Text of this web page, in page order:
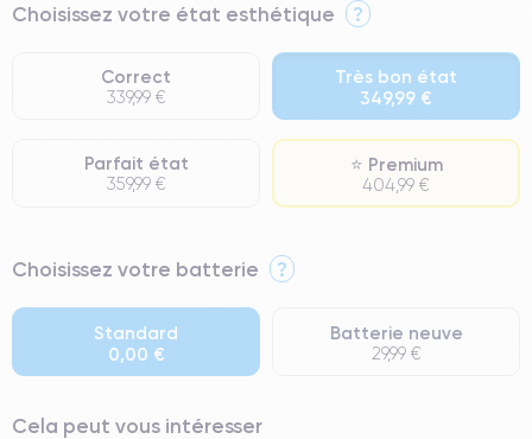
Choisissez votre état esthétique ?
Correct
339,99 €
Très bon état
349,99 €
Parfait état
359,99 €
⭐ Premium
404,99 €
⭐ Premium
● Batterie : usage intensif.
● Seuls 5% de nos téléphones ont un grade Premium.
Choisissez votre batterie ?
Standard
0,00 €
Batterie neuve
29,99 €
Cela peut vous intéresser